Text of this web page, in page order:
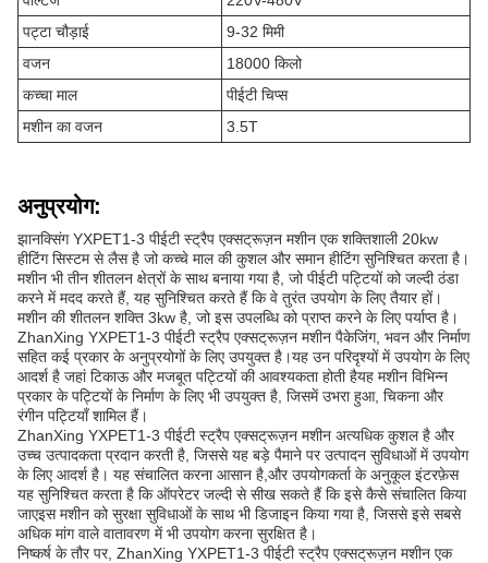
पट्टा चौड़ाई
9-32 मिमी
वजन
18000 किलो
कच्चा माल
पीईटी चिप्स
मशीन का वजन
3.5T
अनुप्रयोग:
झानक्सिंग YXPET1-3 पीईटी स्ट्रैप एक्सट्रूज़न मशीन एक शक्तिशाली 20kw
हीटिंग सिस्टम से लैस है जो कच्चे माल की कुशल और समान हीटिंग सुनिश्चित करता है।
मशीन भी तीन शीतलन क्षेत्रों के साथ बनाया गया है, जो पीईटी पट्टियों को जल्दी ठंडा
करने में मदद करते हैं, यह सुनिश्चित करते हैं कि वे तुरंत उपयोग के लिए तैयार हों।
मशीन की शीतलन शक्ति 3kw है, जो इस उपलब्धि को प्राप्त करने के लिए पर्याप्त है।
ZhanXing YXPET1-3 पीईटी स्ट्रैप एक्सट्रूज़न मशीन पैकेजिंग, भवन और निर्माण
सहित कई प्रकार के अनुप्रयोगों के लिए उपयुक्त है।यह उन परिदृश्यों में उपयोग के लिए
आदर्श है जहां टिकाऊ और मजबूत पट्टियों की आवश्यकता होती हैयह मशीन विभिन्न
प्रकार के पट्टियों के निर्माण के लिए भी उपयुक्त है, जिसमें उभरा हुआ, चिकना और
रंगीन पट्टियाँ शामिल हैं।
ZhanXing YXPET1-3 पीईटी स्ट्रैप एक्सट्रूज़न मशीन अत्यधिक कुशल है और
उच्च उत्पादकता प्रदान करती है, जिससे यह बड़े पैमाने पर उत्पादन सुविधाओं में उपयोग
के लिए आदर्श है। यह संचालित करना आसान है,और उपयोगकर्ता के अनुकूल इंटरफ़ेस
यह सुनिश्चित करता है कि ऑपरेटर जल्दी से सीख सकते हैं कि इसे कैसे संचालित किया
जाएइस मशीन को सुरक्षा सुविधाओं के साथ भी डिजाइन किया गया है, जिससे इसे सबसे
अधिक मांग वाले वातावरण में भी उपयोग करना सुरक्षित है।
निष्कर्ष के तौर पर, ZhanXing YXPET1-3 पीईटी स्ट्रैप एक्सट्रूज़न मशीन एक